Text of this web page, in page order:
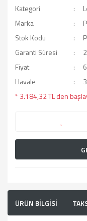
Kategori
Marka
Stok Kodu
Garanti Süresi
Fiyat
Havale
* 3.184,32 TL den
ÜRÜN BİLGİSİ